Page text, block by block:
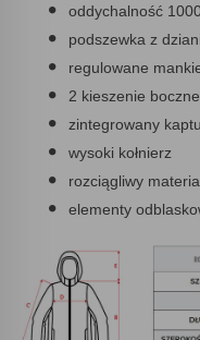
oddychalność
podszewka z
regulowane
2 kieszenie boczne
zintegrowany
wysoki kołnierz
rozciągliwy
elementy